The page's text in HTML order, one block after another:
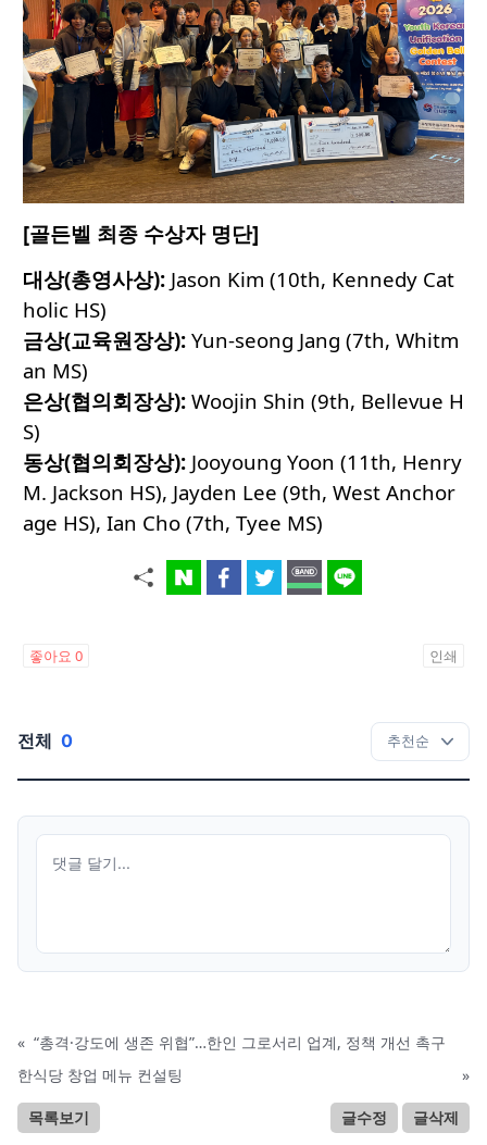
[골든벨 최종 수상자 명단]
대상(총영사상): Jason Kim (10th, Kennedy Cat
holic HS)
금상(교육원장상): Yun-seong Jang (7th, Whitm
an MS)
은상(협의회장상): Woojin Shin (9th, Bellevue H
S)
동상(협의회장상): Jooyoung Yoon (11th, Henry
M. Jackson HS), Jayden Lee (9th, West Anchor
age HS), Ian Cho (7th, Tyee MS)
좋아요 0 인쇄
전체 0
« “총격·강도에 생존 위협”…한인 그로서리 업계, 정책 개선 촉구
한식당 창업 메뉴 컨설팅
»
목록보기 글수정 글삭제